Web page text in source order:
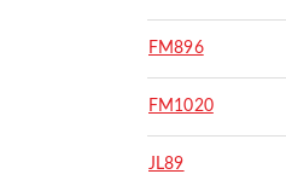
FM896
FM1020
JL89